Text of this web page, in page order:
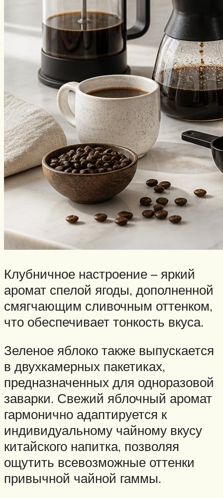
Клубничное настроение – яркий
аромат спелой ягоды, дополненной
смягчающим сливочным оттенком,
что обеспечивает тонкость вкуса.
Зеленое яблоко также выпускается
в двухкамерных пакетиках,
предназначенных для одноразовой
заварки. Свежий яблочный аромат
гармонично адаптируется к
индивидуальному чайному вкусу
китайского напитка, позволяя
ощутить всевозможные оттенки
привычной чайной гаммы.